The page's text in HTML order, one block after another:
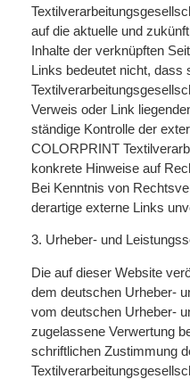
auf die aktuelle und
Inhalte der verknüpften
Links bedeutet nicht,
Verweis oder Link
ständige Kontrolle der
COLORPRINT
konkrete Hinweise auf
Bei Kenntnis von
derartige externe Links
3. Urheber- und
Die auf dieser Website
dem deutschen Urheber-
vom deutschen Urheber-
zugelassene Verwertung
schriftlichen Zustimmung